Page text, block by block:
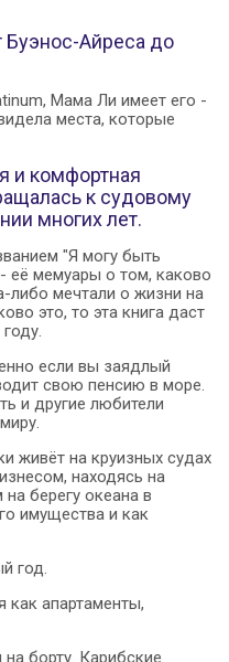
Буэнос-Айреса до
Мама Ли имеет его -
места, которые
и комфортная
к судовому
многих лет.
"Я могу быть
мемуары о том, каково
либо мечтали о жизни на
это, то эта книга даст
если вы заядлый
свою пенсию в море.
и другие любители
живёт на круизных судах
находясь на
берегу океана в
имущества и как
год.
как апартаменты,
борту. Карибские